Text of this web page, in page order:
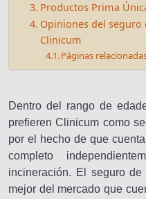
Productos Prima
Opiniones del seguro
Clinicum
Páginas
Dentro del rango de
prefieren Clinicum como
por el hecho de que
completo
incineración. El seguro
mejor del mercado que